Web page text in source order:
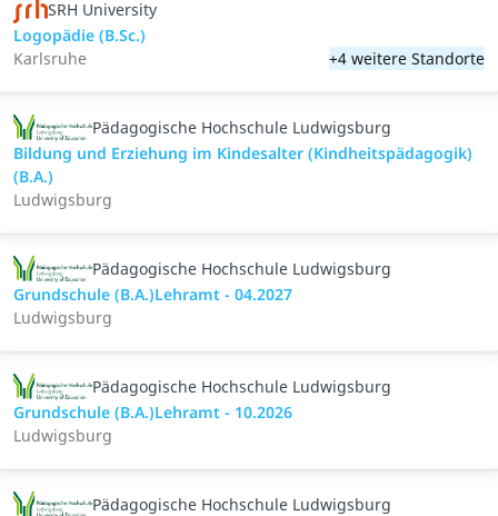
SRH University
Logopädie (B.Sc.)
Karlsruhe
+4 weitere Standorte
Pädagogische Hochschule Ludwigsburg
Bildung und Erziehung im Kindesalter (Kindheitspädagogik)
(B.A.)
Ludwigsburg
Pädagogische Hochschule Ludwigsburg
Grundschule (B.A.)Lehramt - 04.2027
Ludwigsburg
Pädagogische Hochschule Ludwigsburg
Grundschule (B.A.)Lehramt - 10.2026
Ludwigsburg
Pädagogische Hochschule Ludwigsburg